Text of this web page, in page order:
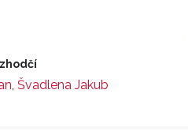
, Švadlena Jakub